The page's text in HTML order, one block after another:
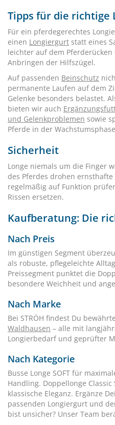
Tipps für die richtige
Für ein pferdegerechtes
einen Longiergurt statt eines
leichter auf dem
Anbringen der Hilfszügel.
Auf passenden Beinschutz
permanente Laufen auf dem
Gelenke besonders belastet.
bieten wir auch
und Gelenkproblemen sowie
Pferde in der
Sicherheit
Longe niemals um die Finger
des Pferdes drohen
regelmäßig auf Funktion
Rissen ersetzen.
Kaufberatung: Die
Nach Preis
Im günstigen Segment
als robuste, pflegeleichte
Preissegment punktet die
besondere Weichheit und
Nach Marke
Bei STRÖH findest Du
Waldhausen – alle mit
Longierbedarf und geprüfter
Nach Kategorie
Busse Longe SOFT für
Handling. Doppellonge
klassische Eleganz. Ergänze
passenden Longiergurt und
bist unsicher? Unser Team